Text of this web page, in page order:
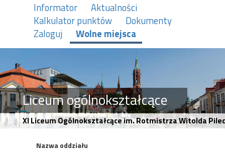
Informator
Aktualności
Kalkulator punktów
Dokumenty
Zaloguj
Wolne miejsca
Liceum ogólnokształcące
XI Liceum Ogólnokształcące im. Rotmistrza Witolda
Nazwa oddziału